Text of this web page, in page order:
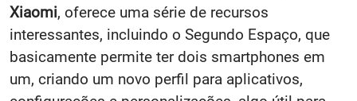
Xiaomi, oferece uma série de recursos
interessantes, incluindo o Segundo Espaço, que
basicamente permite ter dois smartphones em
um, criando um novo perfil para aplicativos,